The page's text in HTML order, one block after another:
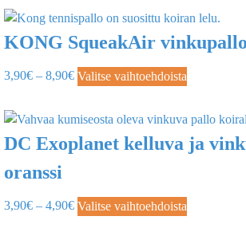
KONG SqueakAir
3,90€ – 8,90€ Valitse vaihtoehdoista
DC Exoplanet kelluva ja
oranssi
3,90€ – 4,90€ Valitse vaihtoehdoista